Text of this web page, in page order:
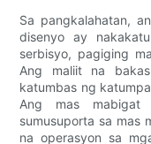
Sa pangkalahatan,
disenyo ay
serbisyo, pagiging
Ang maliit na
katumbas ng
Ang mas mabigat
sumusuporta sa mas
na operasyon sa